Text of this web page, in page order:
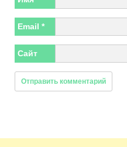
Email *
Сайт